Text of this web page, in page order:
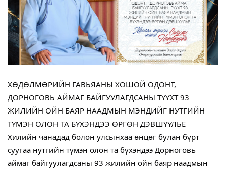
ХӨДӨЛМӨРИЙН ГАВЬЯАНЫ ХОШОЙ ОДОНТ,
ДОРНОГОВЬ АЙМАГ БАЙГУУЛАГДСАНЫ ТҮҮХТ 93
ЖИЛИЙН ОЙН БАЯР НААДМЫН МЭНДИЙГ НУТГИЙН
ТҮМЭН ОЛОН ТА БҮХЭНДЭЭ ӨРГӨН ДЭВШҮҮЛЬЕ
Хилийн чанадад болон улсынхаа өнцөг булан бүрт
суугаа нутгийн түмэн олон та бүхэндээ Дорноговь
аймаг байгуулагдсаны 93 жилийн ойн баяр наадмын